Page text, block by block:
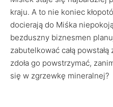
kraju. A to nie koniec
docierają do Miśka
bezduszny biznesmen
zabutelkować całą
zdoła go powstrzymać,
się w zgrzewkę mineralnej?